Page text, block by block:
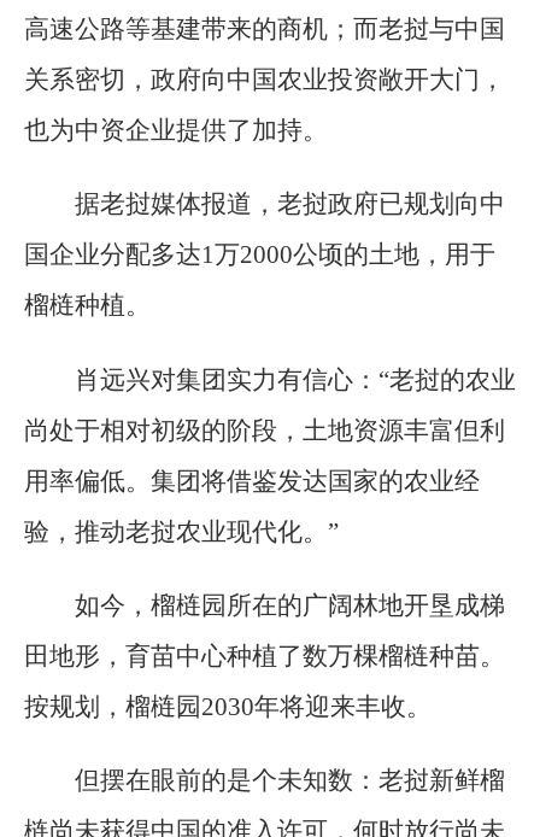
高速公路等基建带来的商机；而老挝与中国
关系密切，政府向中国农业投资敞开大门，
也为中资企业提供了加持。
据老挝媒体报道，老挝政府已规划向中
国企业分配多达1万2000公顷的土地，用于
榴梿种植。
肖远兴对集团实力有信心：“老挝的农业
尚处于相对初级的阶段，土地资源丰富但利
用率偏低。集团将借鉴发达国家的农业经
验，推动老挝农业现代化。”
如今，榴梿园所在的广阔林地开垦成梯
田地形，育苗中心种植了数万棵榴梿种苗。
按规划，榴梿园2030年将迎来丰收。
但摆在眼前的是个未知数：老挝新鲜榴
梿尚未获得中国的准入许可，何时放行尚未